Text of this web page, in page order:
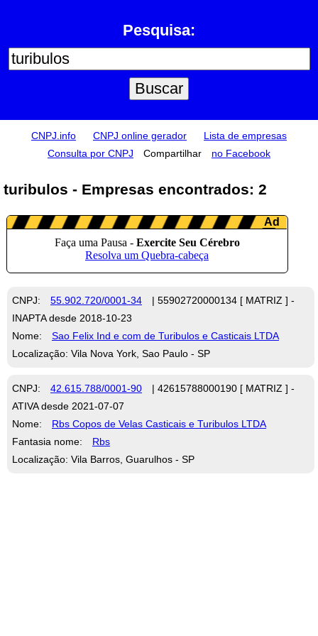
Pesquisa:
CNPJ.info CNPJ online gerador
Lista de empresas
Consulta por CNPJ
Compartilhar no Facebook
turibulos - Empresas encontrados: 2
CNPJ: 55.902.720/0001-34
| 55902720000134 [ MATRIZ ] -
INAPTA desde 2018-10-23
Nome:
Sao Felix Ind e com de Turibulos e Casticais LTDA
Localização: Vila Nova York, Sao Paulo - SP
CNPJ: 42.615.788/0001-90
| 42615788000190 [ MATRIZ ] -
ATIVA desde 2021-07-07
Nome:
Rbs Copos de Velas Casticais e Turibulos LTDA
Fantasia nome:
Rbs
Localização: Vila Barros, Guarulhos - SP